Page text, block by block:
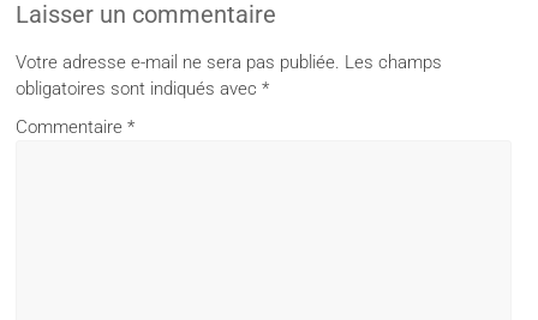
Laisser un commentaire
Votre adresse e-mail ne sera pas publiée. Les champs
obligatoires sont indiqués avec*
Commentaire*